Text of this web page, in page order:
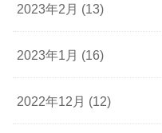
2023年2月 (13)
2023年1月 (16)
2022年12月 (12)